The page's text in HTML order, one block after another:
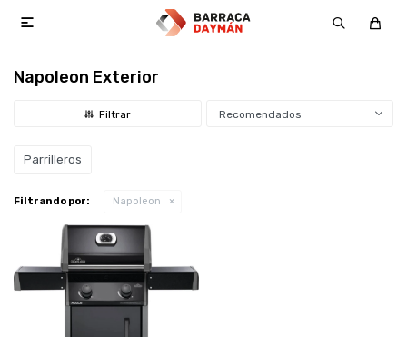

Napoleon Exterior
Recomendados
Parrilleros
Filtrando por: Napoleon